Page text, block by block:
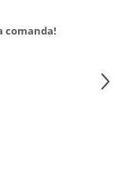
comanda!